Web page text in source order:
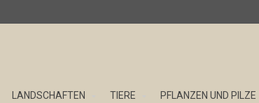
LANDSCHAFTEN TIERE PFLANZEN UND PILZE